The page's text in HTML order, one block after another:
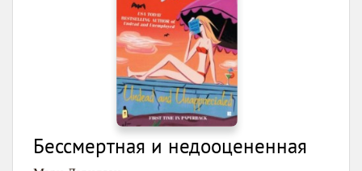
Бессмертная и недооцененная